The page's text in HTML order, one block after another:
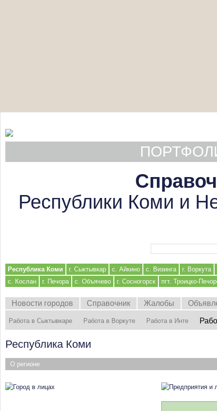
Республики Коми и
Республика Коми г. Сыктывкар с. Айкино с. Визинга
г. Воркута
с. Кослан
г. Печора с. Объячево г. Сосногорск пгт. Троицко-
Новости городов Справочник Жалобы
Работа в Сыктывкаре Работа в Воркуте Работа в Инте
Республика Коми
О регионе